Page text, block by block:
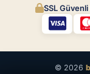
SSL
© 2026